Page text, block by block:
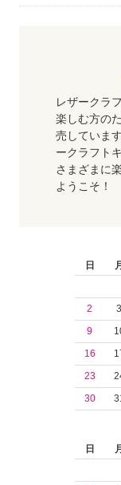
レザークラ
楽しむ方の
売していま
ークラフト
さまざまに
ようこそ！
日
2
3
9
16
23
30
日